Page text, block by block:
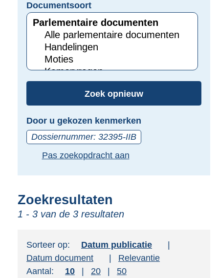
of
(dossier)nummer
hier
uw
zoekterm
(dossier)nummer
Documentsoort
Gebruik
toets,
of
de
toets
om
toegang
krijgen
de
suggesties.
om
ENTER
om
Zoek opnieuw
Door u gekozen kenmerken
Dossiernummer: 32395-IIB
Pas zoekopdracht aan
Zoekresultaten
1 - 3 van de 3 resultaten
Sorteer op: Sorteer op:
Datum publicatie
Sorteer op:
Datum document Sorteer op:
Relevantie
Aantal:
Toon
10 resultaten per pagina
Toon
20 resultaten per pagina
Toon
50